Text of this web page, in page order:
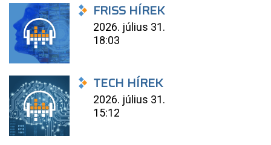
FRISS HÍREK
2026. július 31.
18:03
TECH HÍREK
2026. július 31.
15:12